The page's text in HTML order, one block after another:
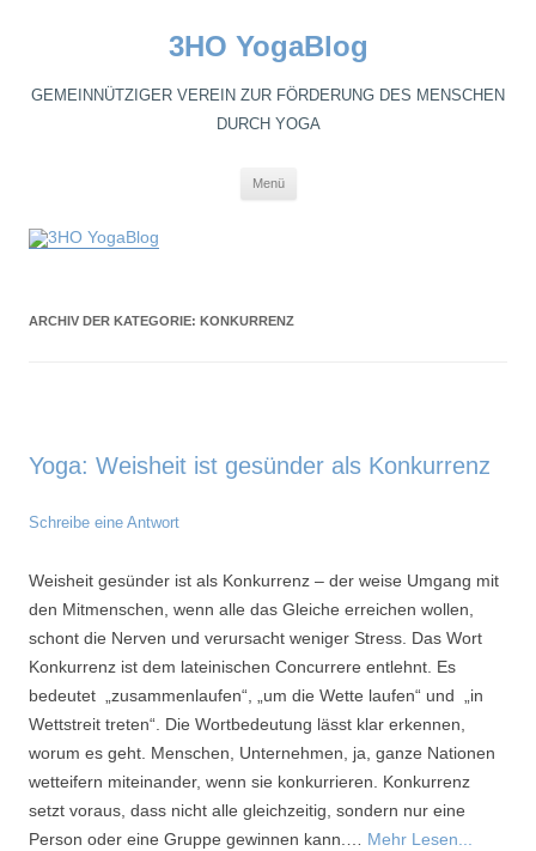
3HO YogaBlog
GEMEINNÜTZIGER VEREIN ZUR FÖRDERUNG DES MENSCHEN
DURCH YOGA
Menü
ARCHIV DER KATEGORIE: KONKURRENZ
Yoga: Weisheit ist gesünder als Konkurrenz
Schreibe eine Antwort
Weisheit gesünder ist als Konkurrenz – der weise Umgang mit
den Mitmenschen, wenn alle das Gleiche erreichen wollen,
schont die Nerven und verursacht weniger Stress. Das Wort
Konkurrenz ist dem lateinischen Concurrere entlehnt. Es
bedeutet „zusammenlaufen“, „um die Wette laufen“ und „in
Wettstreit treten“. Die Wortbedeutung lässt klar erkennen,
worum es geht. Menschen, Unternehmen, ja, ganze Nationen
wetteifern miteinander, wenn sie konkurrieren. Konkurrenz
setzt voraus, dass nicht alle gleichzeitig, sondern nur eine
Person oder eine Gruppe gewinnen kann.… Mehr Lesen...